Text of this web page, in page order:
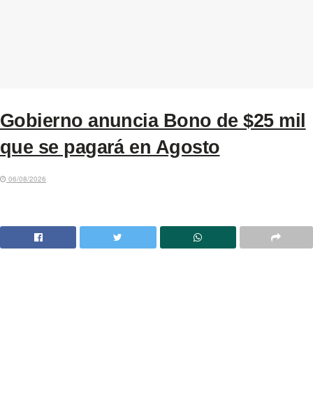
Gobierno anuncia Bono de $25 mil
que se pagará en Agosto
06/08/2026